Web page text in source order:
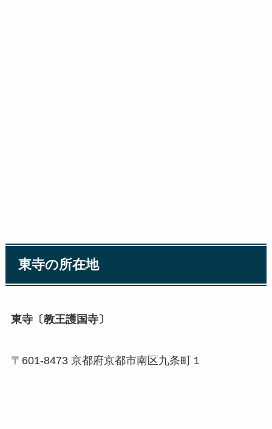
東寺の所在地
東寺〔教王護国寺〕
〒601-8473 京都府京都市南区九条町１